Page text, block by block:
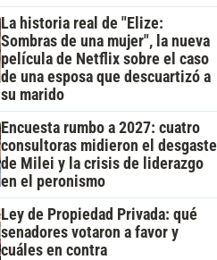
La historia real de "Elize:
Sombras de una mujer", la nueva
película de Netflix sobre el caso
de una esposa que descuartizó a
su marido
Encuesta rumbo a 2027: cuatro
consultoras midieron el desgaste
de Milei y la crisis de liderazgo
en el peronismo
Ley de Propiedad Privada: qué
senadores votaron a favor y
cuáles en contra